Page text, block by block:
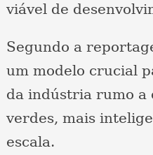
viável de
Segundo a
um modelo crucial
da indústria rumo a
verdes, mais
escala.